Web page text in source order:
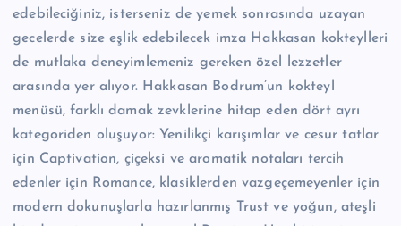
edebileciğiniz, isterseniz de yemek sonrasında uzayan
gecelerde size eşlik edebilecek imza Hakkasan kokteylleri
de mutlaka deneyimlemeniz gereken özel lezzetler
arasında yer alıyor. Hakkasan Bodrum’un kokteyl
menüsü, farklı damak zevklerine hitap eden dört ayrı
kategoriden oluşuyor: Yenilikçi karışımlar ve cesur tatlar
için Captivation, çiçeksi ve aromatik notaları tercih
edenler için Romance, klasiklerden vazgeçemeyenler için
modern dokunuşlarla hazırlanmış Trust ve yoğun, ateşli